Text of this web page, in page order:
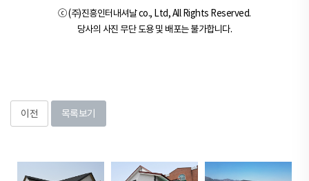
ⓒ (주)진흥인터내셔날 co., Ltd, All Rights Reserved.
당사의 사진 무단 도용 및 배포는 불가합니다.
이전 목록보기